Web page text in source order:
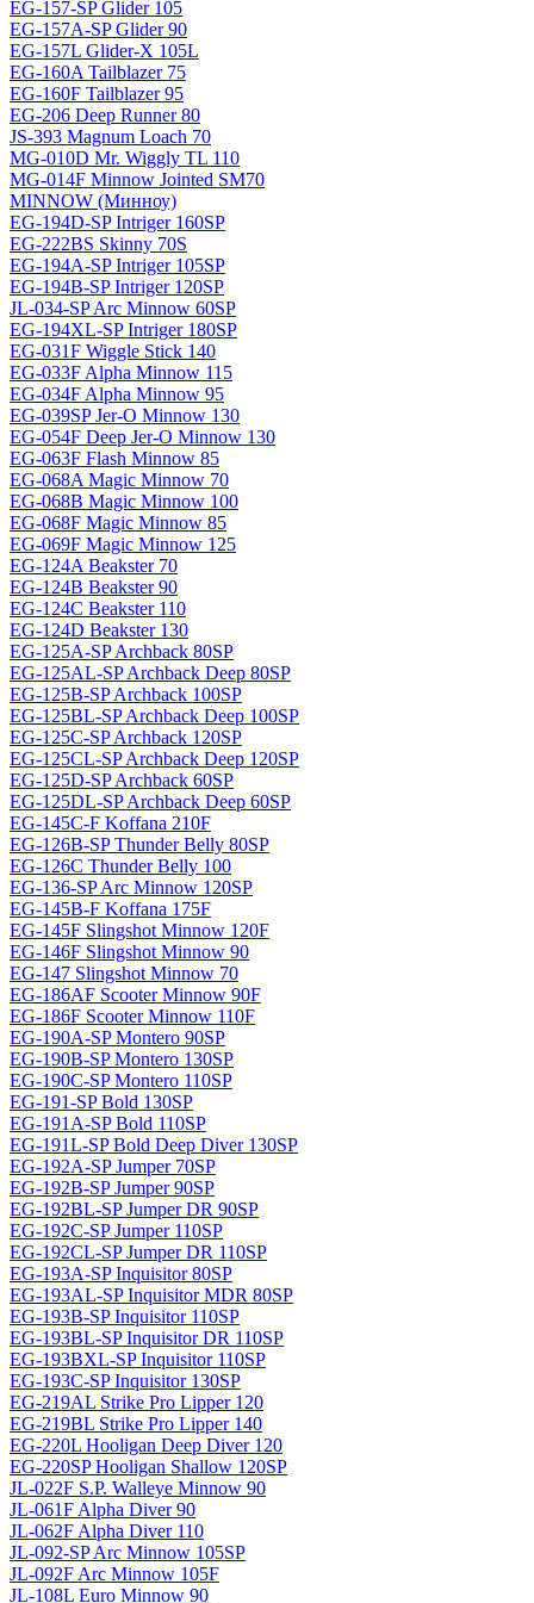
EG-157-SP Glider 105
EG-157A-SP Glider 90
EG-157L Glider-X 105L
EG-160A Tailblazer 75
EG-160F Tailblazer 95
EG-206 Deep Runner 80
JS-393 Magnum Loach 70
MG-010D Mr. Wiggly TL 110
MG-014F Minnow Jointed SM70
MINNOW (Минноу)
EG-194D-SP Intriger 160SP
EG-222BS Skinny 70S
EG-194A-SP Intriger 105SP
EG-194B-SP Intriger 120SP
JL-034-SP Arc Minnow 60SP
EG-194XL-SP Intriger 180SP
EG-031F Wiggle Stick 140
EG-033F Alpha Minnow 115
EG-034F Alpha Minnow 95
EG-039SP Jer-O Minnow 130
EG-054F Deep Jer-O Minnow 130
EG-063F Flash Minnow 85
EG-068A Magic Minnow 70
EG-068B Magic Minnow 100
EG-068F Magic Minnow 85
EG-069F Magiс Minnow 125
EG-124A Beakster 70
EG-124B Beakster 90
EG-124C Beakster 110
EG-124D Beakster 130
EG-125A-SP Archback 80SP
EG-125AL-SP Archback Deep 80SP
EG-125B-SP Archback 100SP
EG-125BL-SP Archback Deep 100SP
EG-125C-SP Archback 120SP
EG-125CL-SP Archback Deep 120SP
EG-125D-SP Archback 60SP
EG-125DL-SP Archback Deep 60SP
EG-145C-F Koffana 210F
EG-126B-SP Thunder Belly 80SP
EG-126C Thunder Belly 100
EG-136-SP Arc Minnow 120SP
EG-145B-F Koffana 175F
EG-145F Slingshot Minnow 120F
EG-146F Slingshot Minnow 90
EG-147 Slingshot Minnow 70
EG-186AF Scooter Minnow 90F
EG-186F Scooter Minnow 110F
EG-190A-SP Montero 90SP
EG-190B-SP Montero 130SP
EG-190C-SP Montero 110SP
EG-191-SP Bold 130SP
EG-191A-SP Bold 110SP
EG-191L-SP Bold Deep Diver 130SP
EG-192A-SP Jumper 70SP
EG-192B-SP Jumper 90SP
EG-192BL-SP Jumper DR 90SP
EG-192C-SP Jumper 110SP
EG-192CL-SP Jumper DR 110SP
EG-193A-SP Inquisitor 80SP
EG-193AL-SP Inquisitor MDR 80SP
EG-193B-SP Inquisitor 110SP
EG-193BL-SP Inquisitor DR 110SP
EG-193BXL-SP Inquisitor 110SP
EG-193C-SP Inquisitor 130SP
EG-219AL Strike Pro Lipper 120
EG-219BL Strike Pro Lipper 140
EG-220L Hooligan Deep Diver 120
EG-220SP Hooligan Shallow 120SP
JL-022F S.P. Walleye Minnow 90
JL-061F Alpha Diver 90
JL-062F Alpha Diver 110
JL-092-SP Arc Minnow 105SP
JL-092F Arc Minnow 105F
JL-108L Euro Minnow 90